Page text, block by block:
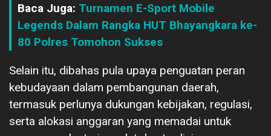
Baca Juga: Turnamen E-Sport Mobile
Legends Dalam Rangka HUT Bhayangkara ke-
80 Polres Tomohon Sukses
Selain itu, dibahas pula upaya penguatan peran
kebudayaan dalam pembangunan daerah,
termasuk perlunya dukungan kebijakan, regulasi,
serta alokasi anggaran yang memadai untuk